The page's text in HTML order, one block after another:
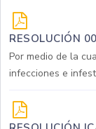
RESOLUCIÓN
Por medio de la
infecciones e